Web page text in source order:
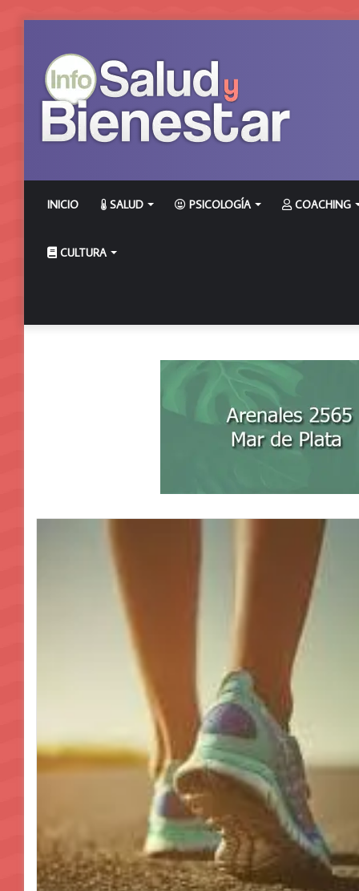
INICIO SALUD PSICOLOGÍA COACHING
CULTURA